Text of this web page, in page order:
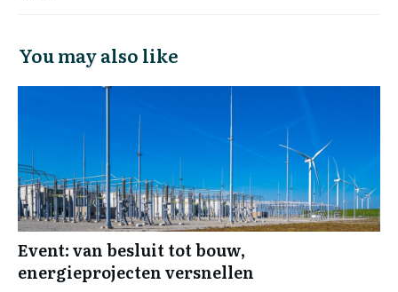
You may also like
Event: van besluit tot bouw,
energieprojecten versnellen